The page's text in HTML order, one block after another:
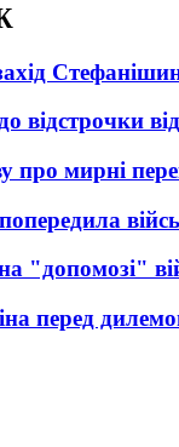
від
про мирні
"допомозі"
перед